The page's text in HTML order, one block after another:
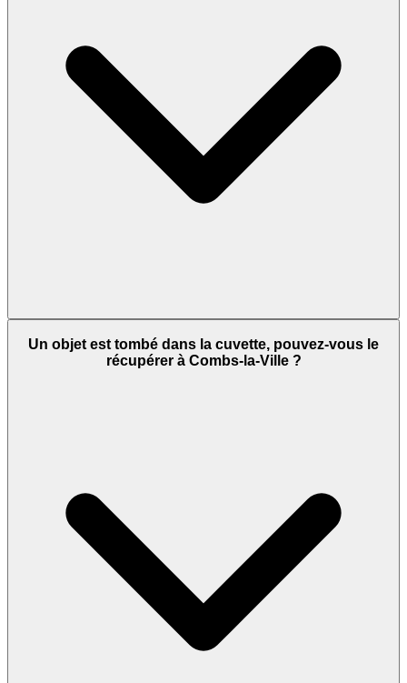
Un objet est tombé dans la cuvette, pouvez-vous le
récupérer à Combs-la-Ville ?